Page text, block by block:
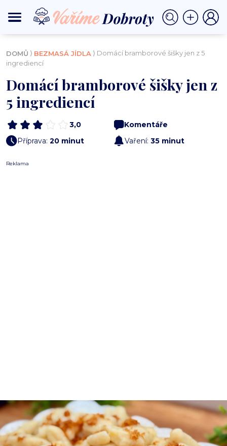
DOMŮ ⟩ BEZMASÁ JÍDLA ⟩ Domácí bramborové šišky jen z 5
ingrediencí
Domácí bramborové šišky jen z
5 ingrediencí
3,0
Komentáře
Příprava: 20 minut Vaření: 35 minut
Reklama